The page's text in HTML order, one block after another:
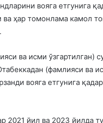
вояга етгунига
ҳар томонлама камол
ва исми ўзгартилган)
(фамлияси ва
вояга етгунига
2021 йил ва 2023 йилда